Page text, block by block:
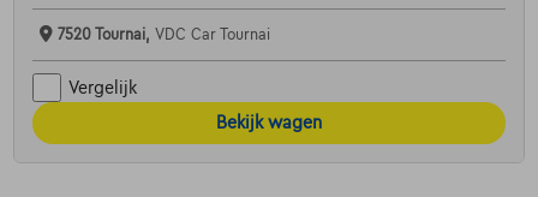
7520 Tournai, VDC Car Tournai
Vergelijk
Bekijk wagen